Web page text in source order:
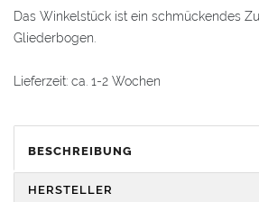
Das Winkelstück ist ein schmückendes
Gliederbogen.
Lieferzeit: ca. 1-2 Wochen
Hinweis: Benötigen Sie einen
dann wählen Sie "Zulage" ->
Sonderanfertigung: Artikel wird
BESCHREIBUNG
HERSTELLER